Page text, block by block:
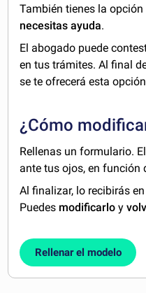
También tienes la
necesitas ayuda.
El abogado puede
en tus trámites. Al final
se te ofrecerá esta
¿Cómo
Rellenas un formulario.
ante tus ojos, en función
Al finalizar, lo recibirás
Puedes modificarlo y
Rellenar el modelo